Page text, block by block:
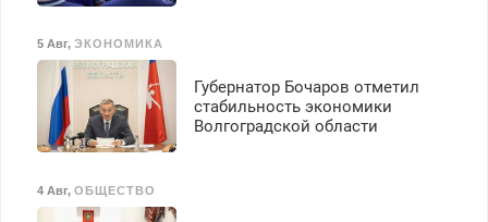
5 Авг, ЭКОНОМИКА
Губернатор Бочаров отметил
стабильность экономики
Волгоградской области
4 Авг, ОБЩЕСТВО